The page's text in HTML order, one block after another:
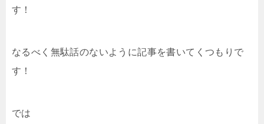
す！
なるべく無駄話のないように記事を書いてくつもりで
す！
では